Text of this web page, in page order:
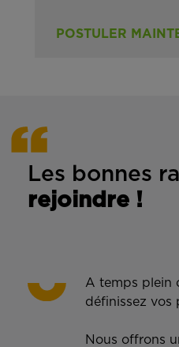
POSTULER
Les bonnes
rejoindre !
A temps plein
définissez vos
Nous offrons